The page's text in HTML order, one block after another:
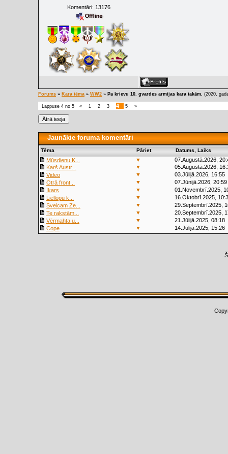
Komentāri: 13176
Forums » Kara tēma » WW2 » Pa krievu 10. gvardes armijas kara takām. (2020,
Lappuse 4 no 5 « 1 2 3 4 5 »
Jaunākie foruma komentāri
Tēma Pāriet Datums, Laiks
Mūsdienu K... ▼
07.Augustā.2026,
Karš Austr...
▼
05.Augustā.2026,
Video
▼
03.Jūlijā.2026, 16:55
Otrā front...
▼
07.Jūnijā.2026, 20:59
Ikars
▼
01.Novembrī.2025,
Liellopu k...
▼
16.Oktobrī.2025,
Sveicam Ze...
▼
29.Septembrī.2025,
Te rakstām...
▼
20.Septembrī.2025,
Vērmahta u...
▼
21.Jūlijā.2025, 08:18
Cope
▼ 14.Jūlijā.2025, 15:26